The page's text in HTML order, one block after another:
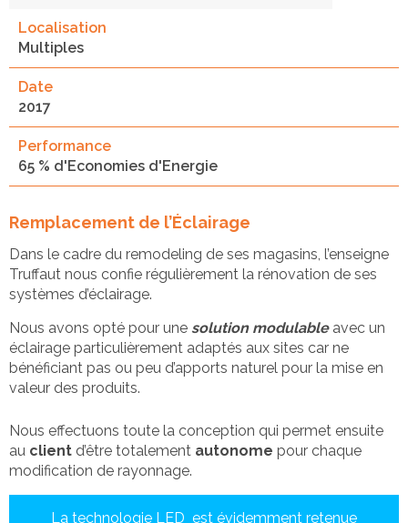
Localisation
Multiples
Date
2017
Performance
65 % d'Economies d'Energie
Remplacement de l’Éclairage
Dans le cadre du remodeling de ses magasins, l’enseigne
Truffaut nous confie régulièrement la rénovation de ses
systèmes d’éclairage.
Nous avons opté pour une solution modulable avec un
éclairage particulièrement adaptés aux sites car ne
bénéficiant pas ou peu d’apports naturel pour la mise en
valeur des produits.
Nous effectuons toute la conception qui permet ensuite
au client d’être totalement autonome pour chaque
modification de rayonnage.
La technologie LED est évidemment retenue